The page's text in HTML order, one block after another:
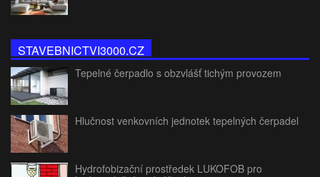
STAVEBNICTVI3000.CZ
Tepelné čerpadlo s obzvlášť tichým provozem
Hlučnost venkovních jednotek tepelných čerpadel
Hydrofobizační prostředek LUKOFOB pro